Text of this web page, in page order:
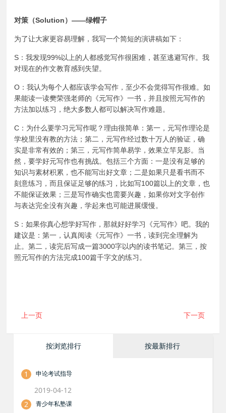
对策（Solution）——绿帽子
为了让大家更容易理解，我写一个简短的演讲稿如下：
S：我发现99%以上的人都感觉写作很困难，甚至逃避写作。我
对现在的作文教育感到失望。
O：我认为每个人都应该学会写作，至少不会觉得写作很难。如
果能读一读樊荣强老师的《元写作》一书，并且按照元写作的
方法加以练习，绝大多数人都可以解决写作难题。
C：为什么要学习元写作呢？理由很简单：第一，元写作理论是
学校里没有教的方法；第二，元写作经过数十万人的验证，确
实是非常有效的；第三，元写作简单易学，效果立竿见影。当
然，要学好元写作也有挑战。包括三个方面：一是没有足够的
知识与素材积累，也不能写出好文章；二是如果只是看书而不
刻意练习，而且保证足够的练习，比如写100篇以上的文章，也
不能保证效果；三是写作确实也需要兴趣，如果你对文字创作
与表达完全没有兴趣，学起来也可能进展缓慢。
S：如果你真心想学好写作，那就好好学习《元写作》吧。我的
建议是：第一，认真阅读《元写作》一书，读到完全理解为
止。第二，读完后写成一篇3000字以内的读书笔记。第三，按
照元写作的方法完成100篇千字文的练习。
上一页 下一页
按浏览排行 按最新排行
1 申论考试指导
2019-04-12
2
青少年私塾课